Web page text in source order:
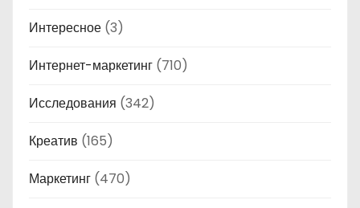
Интересное (3)
Интернет-маркетинг (710)
Исследования (342)
Креатив (165)
Маркетинг (470)